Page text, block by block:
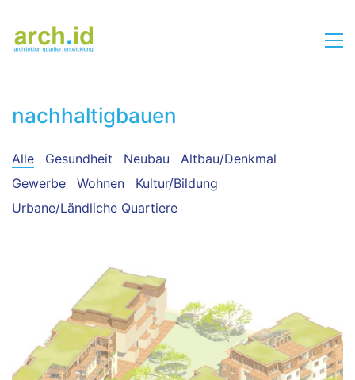
nachhaltigbauen
Alle Gesundheit Neubau
Altbau/Denkmal
Gewerbe
Wohnen
Kultur/Bildung
Urbane/Ländliche Quartiere